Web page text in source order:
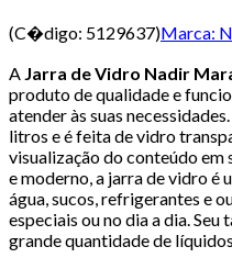
(C�digo: 5129637)Marca:
A Jarra de Vidro Nadir
produto de qualidade e
atender às suas
litros e é feita de vidro
visualização do conteúdo em
e moderno, a jarra de vidro é
água, sucos, refrigerantes e
especiais ou no dia a dia.
grande quantidade de